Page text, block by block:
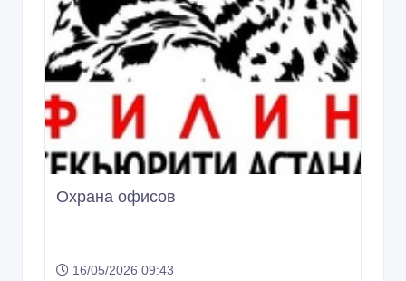
Охрана офисов
16/05/2026 09:43